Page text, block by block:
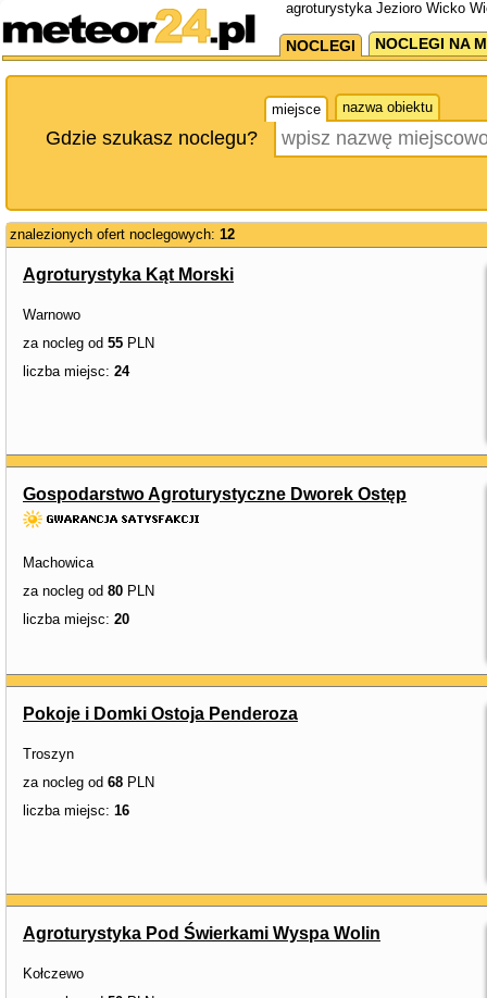
agroturystyka Jezioro Wicko
NOCLEGI NOCLEGI NA
miejsce nazwa obiektu
Gdzie szukasz noclegu?
znalezionych ofert noclegowych: 12
Agroturystyka Kąt Morski
Warnowo
za nocleg od 55 PLN
liczba miejsc: 24
Gospodarstwo Agroturystyczne Dworek Ostęp
Machowica
za nocleg od 80 PLN
liczba miejsc: 20
Pokoje i Domki Ostoja Penderoza
Troszyn
za nocleg od 68 PLN
liczba miejsc: 16
Agroturystyka Pod Świerkami Wyspa Wolin
Kołczewo